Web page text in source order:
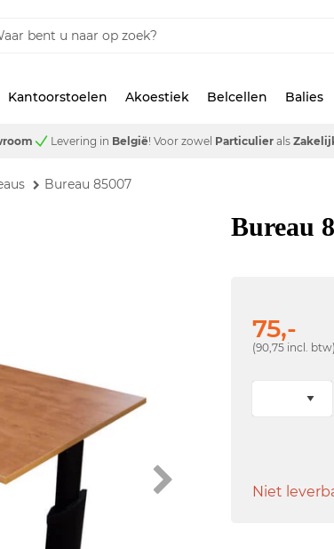
Kantoorstoelen Akoestiek Belcellen Balies
Levering in België! Voor zowel Particulier als
Bureau 85007
Bureau
75,-
(90,75 incl.
Niet